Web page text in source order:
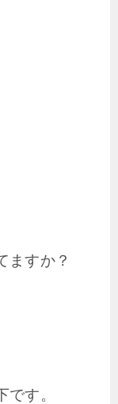
ますか？
す。